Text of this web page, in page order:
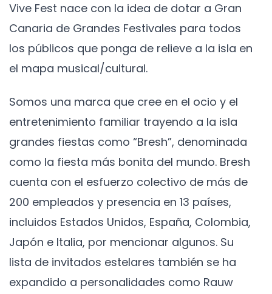
Vive Fest nace con la idea de dotar a Gran
Canaria de Grandes Festivales para todos
los públicos que ponga de relieve a la isla en
el mapa musical/cultural.
Somos una marca que cree en el ocio y el
entretenimiento familiar trayendo a la isla
grandes fiestas como “Bresh”, denominada
como la fiesta más bonita del mundo. Bresh
cuenta con el esfuerzo colectivo de más de
200 empleados y presencia en 13 países,
incluidos Estados Unidos, España, Colombia,
Japón e Italia, por mencionar algunos. Su
lista de invitados estelares también se ha
expandido a personalidades como Rauw